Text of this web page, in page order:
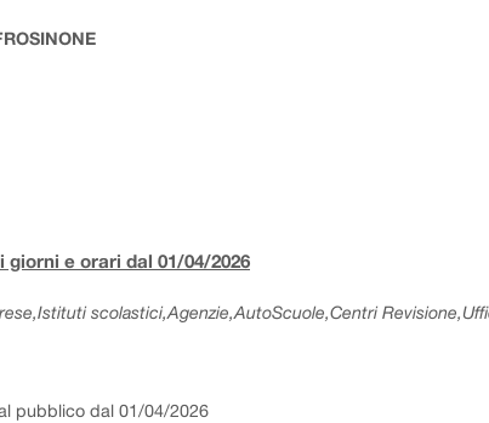
e orari dal 01/04/2026
scolastici,Agenzie,AutoScuole,Centri
pubblico dal 01/04/2026